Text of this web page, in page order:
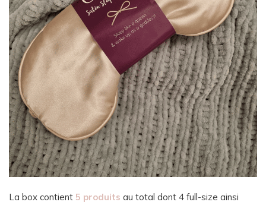
La box contient 5 produits au total dont 4 full-size ainsi